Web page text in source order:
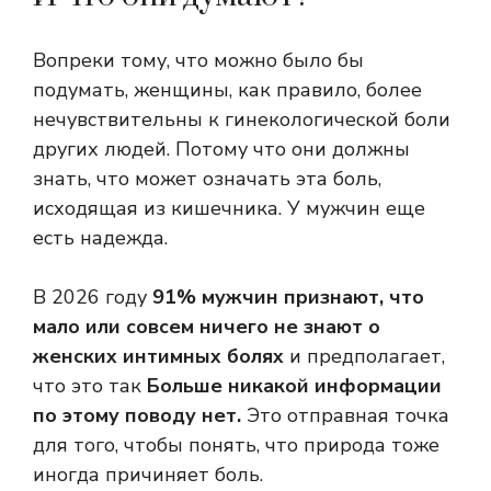
Вопреки тому, что можно было бы
подумать, женщины, как правило, более
нечувствительны к гинекологической боли
других людей. Потому что они должны
знать, что может означать эта боль,
исходящая из кишечника. У мужчин еще
есть надежда.
В 2026 году 91% мужчин признают, что
мало или совсем ничего не знают о
женских интимных болях и предполагает,
что это так Больше никакой информации
по этому поводу нет. Это отправная точка
для того, чтобы понять, что природа тоже
иногда причиняет боль.